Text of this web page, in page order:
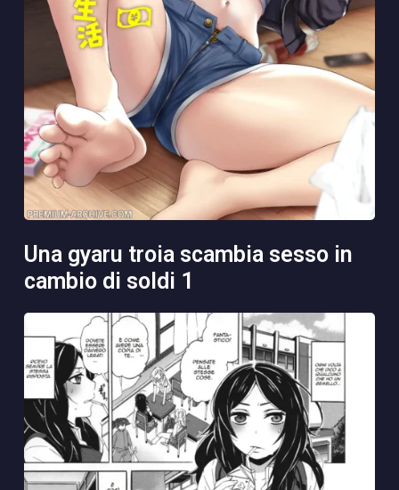
una gyaru troia scambia sesso in
cambio di soldi 1